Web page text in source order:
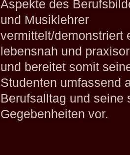
Aspekte des
und Musiklehrer
vermittelt/demonstriert
lebensnah und
und bereitet somit
Studenten umfassend
Berufsalltag und seine
Gegebenheiten vor.